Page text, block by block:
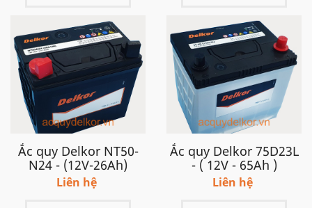
Ắc quy Delkor NT50-
N24 - (12V-26Ah)
Liên hệ
Ắc quy Delkor 75D23L
- ( 12V - 65Ah )
Liên hệ